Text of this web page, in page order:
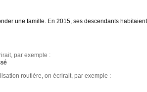
une famille. En 2015, ses descendants habitaient
par exemple :
routière, on écrirait, par exemple :